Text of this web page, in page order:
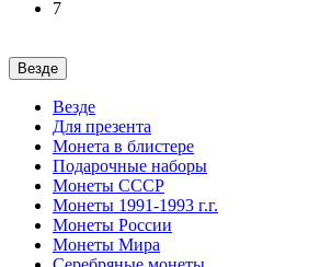
7
Везде
Везде
Для презента
Монета в блистере
Подарочные наборы
Монеты СССР
Монеты 1991-1993 г.г.
Монеты России
Монеты Мира